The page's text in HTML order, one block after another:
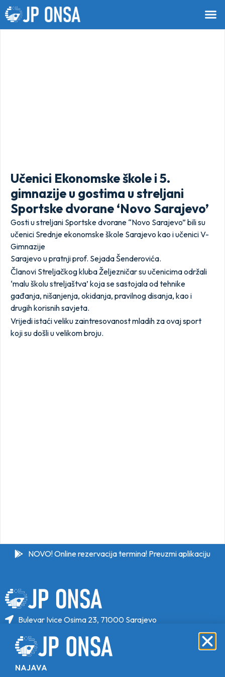
Učenici Ekonomske škole i 5.
gimnazije u gostima u streljani
Sportske dvorane ‘Novo Sarajevo’
Gosti u streljani Sportske dvorane “Novo Sarajevo” bili su
učenici Srednje ekonomske škole Sarajevo kao i učenici V-
Gimnazije
Sarajevo u pratnji prof. Sejada Šenderovića.
Članovi Streljačkog kluba Željezničar su učenicima održali
‘malu školu streljaštva’ koja se sastojala od tehnike
gađanja, nišanjenja, okidanja, pravilnog disanja, kao i
drugih korisnih savjeta.
Vrijedi istaći veliku zaintresovanost mladih za ovaj sport
koji su došli u velikom broju.
NOVO! Online rezervacija termina! Preuzmi aplikaciju
Bulevar Ivice Osima 23, 71000 Sarajevo
+387 33 646 471
info@jponsa.ba
NAJAVA